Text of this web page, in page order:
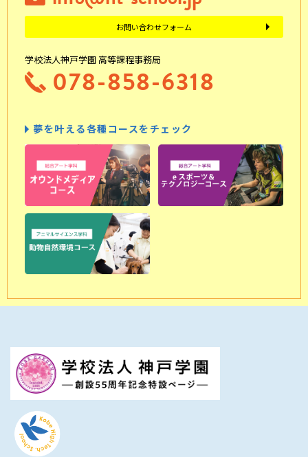
お問い合わせフォーム
学校法人神戸学園 高等課程事務局
078-858-6318
夢を叶える各種コースをチェック